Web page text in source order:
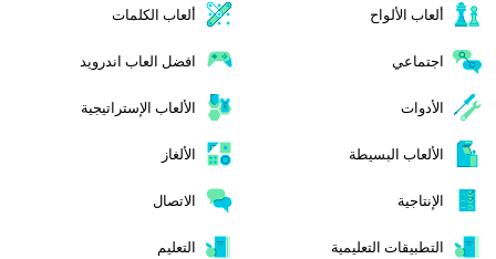
ألعاب الألواح ألعاب الكلمات
اجتماعي افضل العاب اندرويد
الأدوات الألعاب الإستراتيجية
الألعاب البسيطة الألغاز
الإنتاجية الاتصال
التطبيقات التعليمية التعليم